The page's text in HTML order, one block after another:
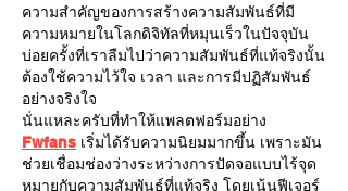
ความสำคัญของการสร้างความสัมพันธ์ที่มี
ความหมายในโลกดิจิทัลที่หมุนเร็วในปัจจุบัน
บ่อยครั้งที่เราลืมไปว่าความสัมพันธ์ที่แท้จริงนั้น
ต้องใช้ความไว้ใจ เวลา และการมีปฏิสัมพันธ์
อย่างจริงใจ
นั่นแหละครับที่ทำให้แพลตฟอร์มอย่าง
Fwfans เริ่มได้รับความนิยมมากขึ้น เพราะมัน
ช่วยเชื่อมช่องว่างระหว่างการปัดจอแบบไร้จุด
หมายกับความสัมพันธ์ที่แท้จริง โดยเน้นฟีเจอร์